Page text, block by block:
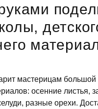
мастерицам
осенние листья,
разные орехи.